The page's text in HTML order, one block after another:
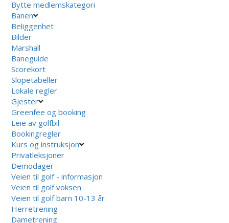
Bytte medlemskategori
Banen
Beliggenhet
Bilder
Marshall
Baneguide
Scorekort
Slopetabeller
Lokale regler
Gjester
Greenfee og booking
Leie av golfbil
Bookingregler
Kurs og instruksjon
Privatleksjoner
Demodager
Veien til golf - informasjon
Veien til golf voksen
Veien til golf barn 10-13 år
Herretrening
Dametrening